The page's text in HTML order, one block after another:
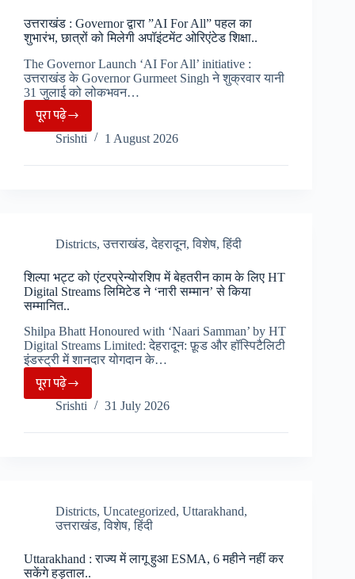
बढ़ाई
मुश्किलें,
कंडी
के
सहारे
मुख्य
उत्तराखंड : Governor द्वारा ”AI For All” पहल का
शुभारंभ, छात्रों को मिलेगी अपॉइंटमेंट ओरिएंटेड शिक्षा..
The Governor Launch ‘AI For All’ initiative :
उत्तराखंड के Governor Gurmeet Singh ने शुक्रवार यानी
31 जुलाई को लोकभवन…
पूरा पढ़ेउत्तराखंड
:
Governor
All”
का
शुभारंभ,
छात्रों
को
मिलेगी
अपॉइंटमेंट
ओरिएंटेड
Srishti 1 August 2026
Districts,उत्तराखंड,देहरादून,विशेष,हिंदी
शिल्पा भट्ट को एंटरप्रेन्योरशिप में बेहतरीन काम के लिए HT
Digital Streams लिमिटेड ने ‘नारी सम्मान’ से किया
सम्मानित..
Shilpa Bhatt Honoured with ‘Naari Samman’ by HT
Digital Streams Limited: देहरादून: फ़ूड और हॉस्पिटैलिटी
इंडस्ट्री में शानदार योगदान के…
पूरा पढ़ेशिल्पा
भट्ट
को
काम
के
लिए
HT
Srishti 31 July 2026
Districts, Uncategorized, Uttarakhand,
उत्तराखंड,विशेष,हिंदी
Uttarakhand : राज्य में लागू हुआ ESMA, 6 महीने नहीं कर
सकेंगे हड़ताल..